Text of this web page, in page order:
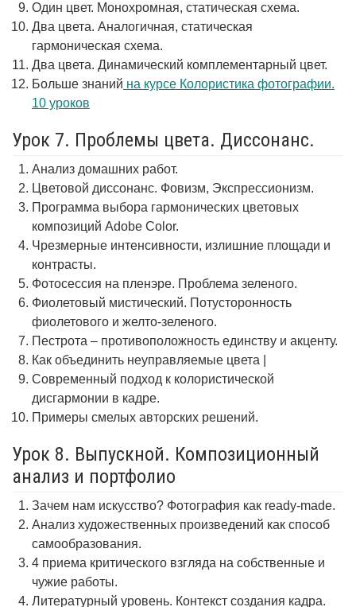
Один цвет. Монохромная, статическая схема.
Два цвета. Аналогичная, статическая
гармоническая схема.
Два цвета. Динамический комплементарный цвет.
Больше знаний на курсе Колористика фотографии.
10 уроков
Урок 7. Проблемы цвета. Диссонанс.
Анализ домашних работ.
Цветовой диссонанс. Фовизм, Экспрессионизм.
Программа выбора гармонических цветовых
композиций Adobe Color.
Чрезмерные интенсивности, излишние площади и
контрасты.
Фотосессия на пленэре. Проблема зеленого.
Фиолетовый мистический. Потусторонность
фиолетового и желто-зеленого.
Пестрота – противоположность единству и акценту.
Как объединить неуправляемые цвета |
Современный подход к колористической
дисгармонии в кадре.
Примеры смелых авторских решений.
Урок 8. Выпускной. Композиционный
анализ и портфолио
Зачем нам искусство? Фотография как ready-made.
Анализ художественных произведений как способ
самообразования.
4 приема критического взгляда на собственные и
чужие работы.
Литературный уровень. Контекст создания кадра.